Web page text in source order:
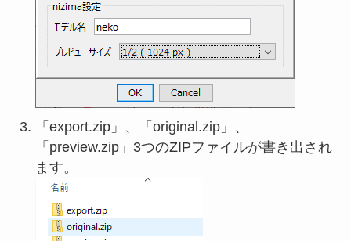
「export.zip」、「original.zip」、
「preview.zip」3つのZIPファイルが書き出され
ます。